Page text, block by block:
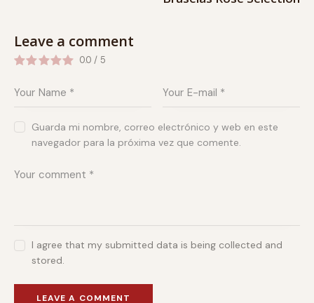
Leave a comment
0.0 / 5
Guarda mi nombre, correo electrónico y web en este
navegador para la próxima vez que comente.
I agree that my submitted data is being collected and
stored.